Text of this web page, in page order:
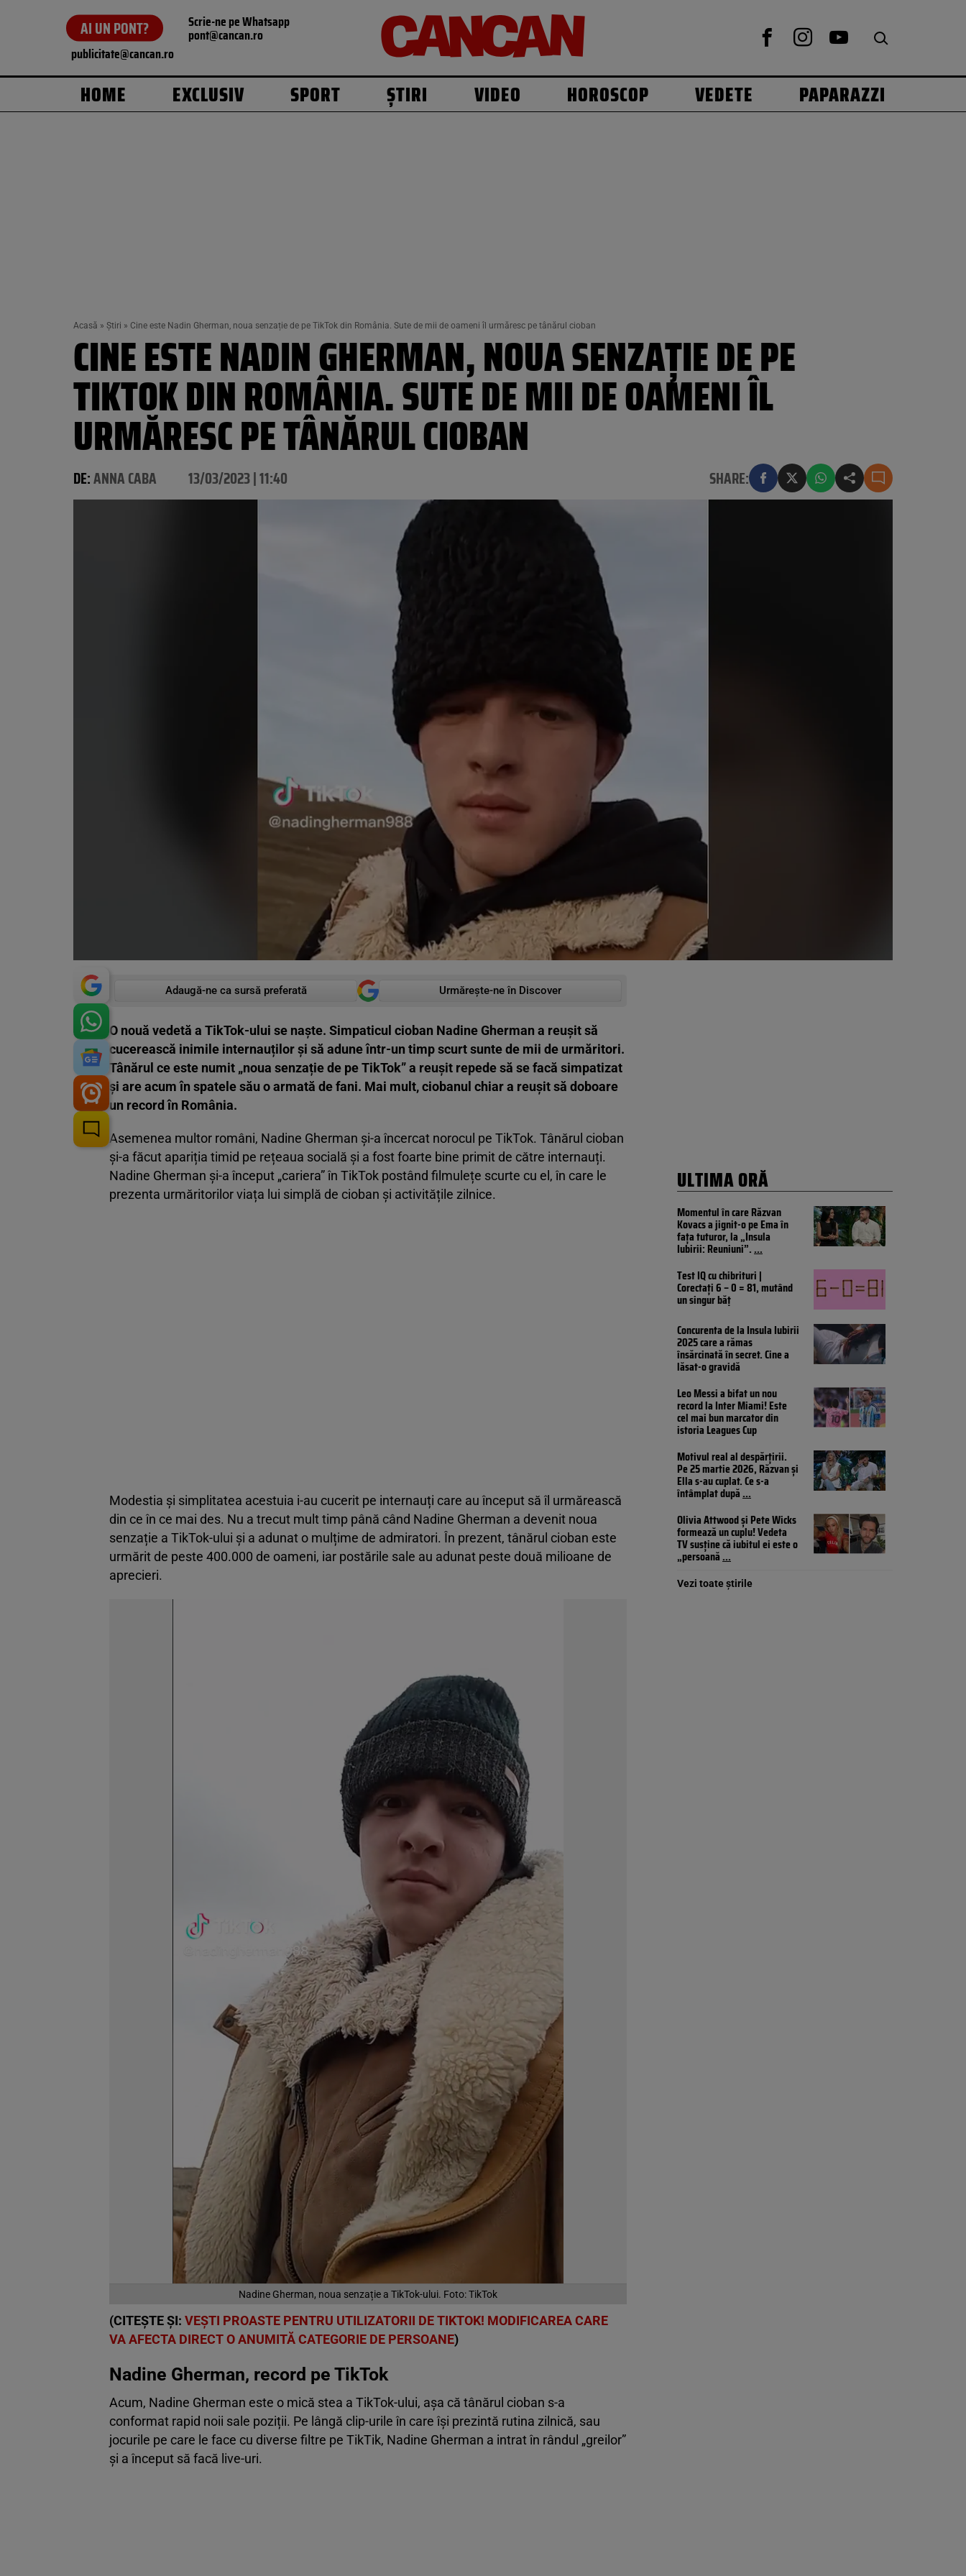
AI UN PONT? Scrie-ne pe Whatsapp
pont@cancan.ro
publicitate@cancan.ro
HOME EXCLUSIV SPORT ȘTIRI VIDEO HOROSCOP VEDETE PAPARAZZI
Acasă » Știri » Cine este Nadin Gherman, noua senzație de pe TikTok din România. Sute de mii de oameni îl urmăresc pe tânărul cioban
CINE ESTE NADIN GHERMAN, NOUA SENZAȚIE DE PE
TIKTOK DIN ROMÂNIA. SUTE DE MII DE OAMENI ÎL
URMĂRESC PE TÂNĂRUL CIOBAN
DE:ANNA CABA 13/03/2023 | 11:40 SHARE:
Adaugă-ne ca sursă preferată Urmărește-ne în Discover
O nouă vedetă a TikTok-ului se naște. Simpaticul cioban Nadine Gherman a reușit să
cucerească inimile internauților și să adune într-un timp scurt sunte de mii de urmăritori.
Tânărul ce este numit „noua senzație de pe TikTok” a reușit repede să se facă simpatizat
și are acum în spatele său o armată de fani. Mai mult, ciobanul chiar a reușit să doboare
un record în România.
Asemenea multor români, Nadine Gherman și-a încercat norocul pe TikTok. Tânărul cioban
și-a făcut apariția timid pe rețeaua socială și a fost foarte bine primit de către internauți.
Nadine Gherman și-a început „cariera” în TikTok postând filmulețe scurte cu el, în care le
prezenta urmăritorilor viața lui simplă de cioban și activitățile zilnice.
Modestia și simplitatea acestuia i-au cucerit pe internauți care au început să îl urmărească
din ce în ce mai des. Nu a trecut mult timp până când Nadine Gherman a devenit noua
senzație a TikTok-ului și a adunat o mulțime de admiratori. În prezent, tânărul cioban este
urmărit de peste 400.000 de oameni, iar postările sale au adunat peste două milioane de
aprecieri.
Nadine Gherman, noua senzație a TikTok-ului. Foto: TikTok
(CITEȘTE ȘI: VEȘTI PROASTE PENTRU UTILIZATORII DE TIKTOK! MODIFICAREA CARE
VA AFECTA DIRECT O ANUMITĂ CATEGORIE DE PERSOANE)
Nadine Gherman, record pe TikTok
Acum, Nadine Gherman este o mică stea a TikTok-ului, așa că tânărul cioban s-a
conformat rapid noii sale poziții. Pe lângă clip-urile în care își prezintă rutina zilnică, sau
jocurile pe care le face cu diverse filtre pe TikTik, Nadine Gherman a intrat în rândul „greilor”
și a început să facă live-uri.
ULTIMA ORĂ
Momentul în care Răzvan
Kovacs a jignit-o pe Ema în
fața tuturor, la „Insula
Iubirii: Reuniuni”....
Test IQ cu chibrituri |
Corectați 6 – 0 = 81, mutând
un singur băț
Concurenta de la Insula Iubirii
2025 care a rămas
însărcinată în secret. Cine a
lăsat-o gravidă
Leo Messi a bifat un nou
record la Inter Miami! Este
cel mai bun marcator din
istoria Leagues Cup
Motivul real al despărțirii.
Pe 25 martie 2026, Răzvan și
Ella s-au cuplat. Ce s-a
întâmplat după...
Olivia Attwood și Pete Wicks
formează un cuplu! Vedeta
TV susține că iubitul ei este o
„persoană...
Vezi toate știrile